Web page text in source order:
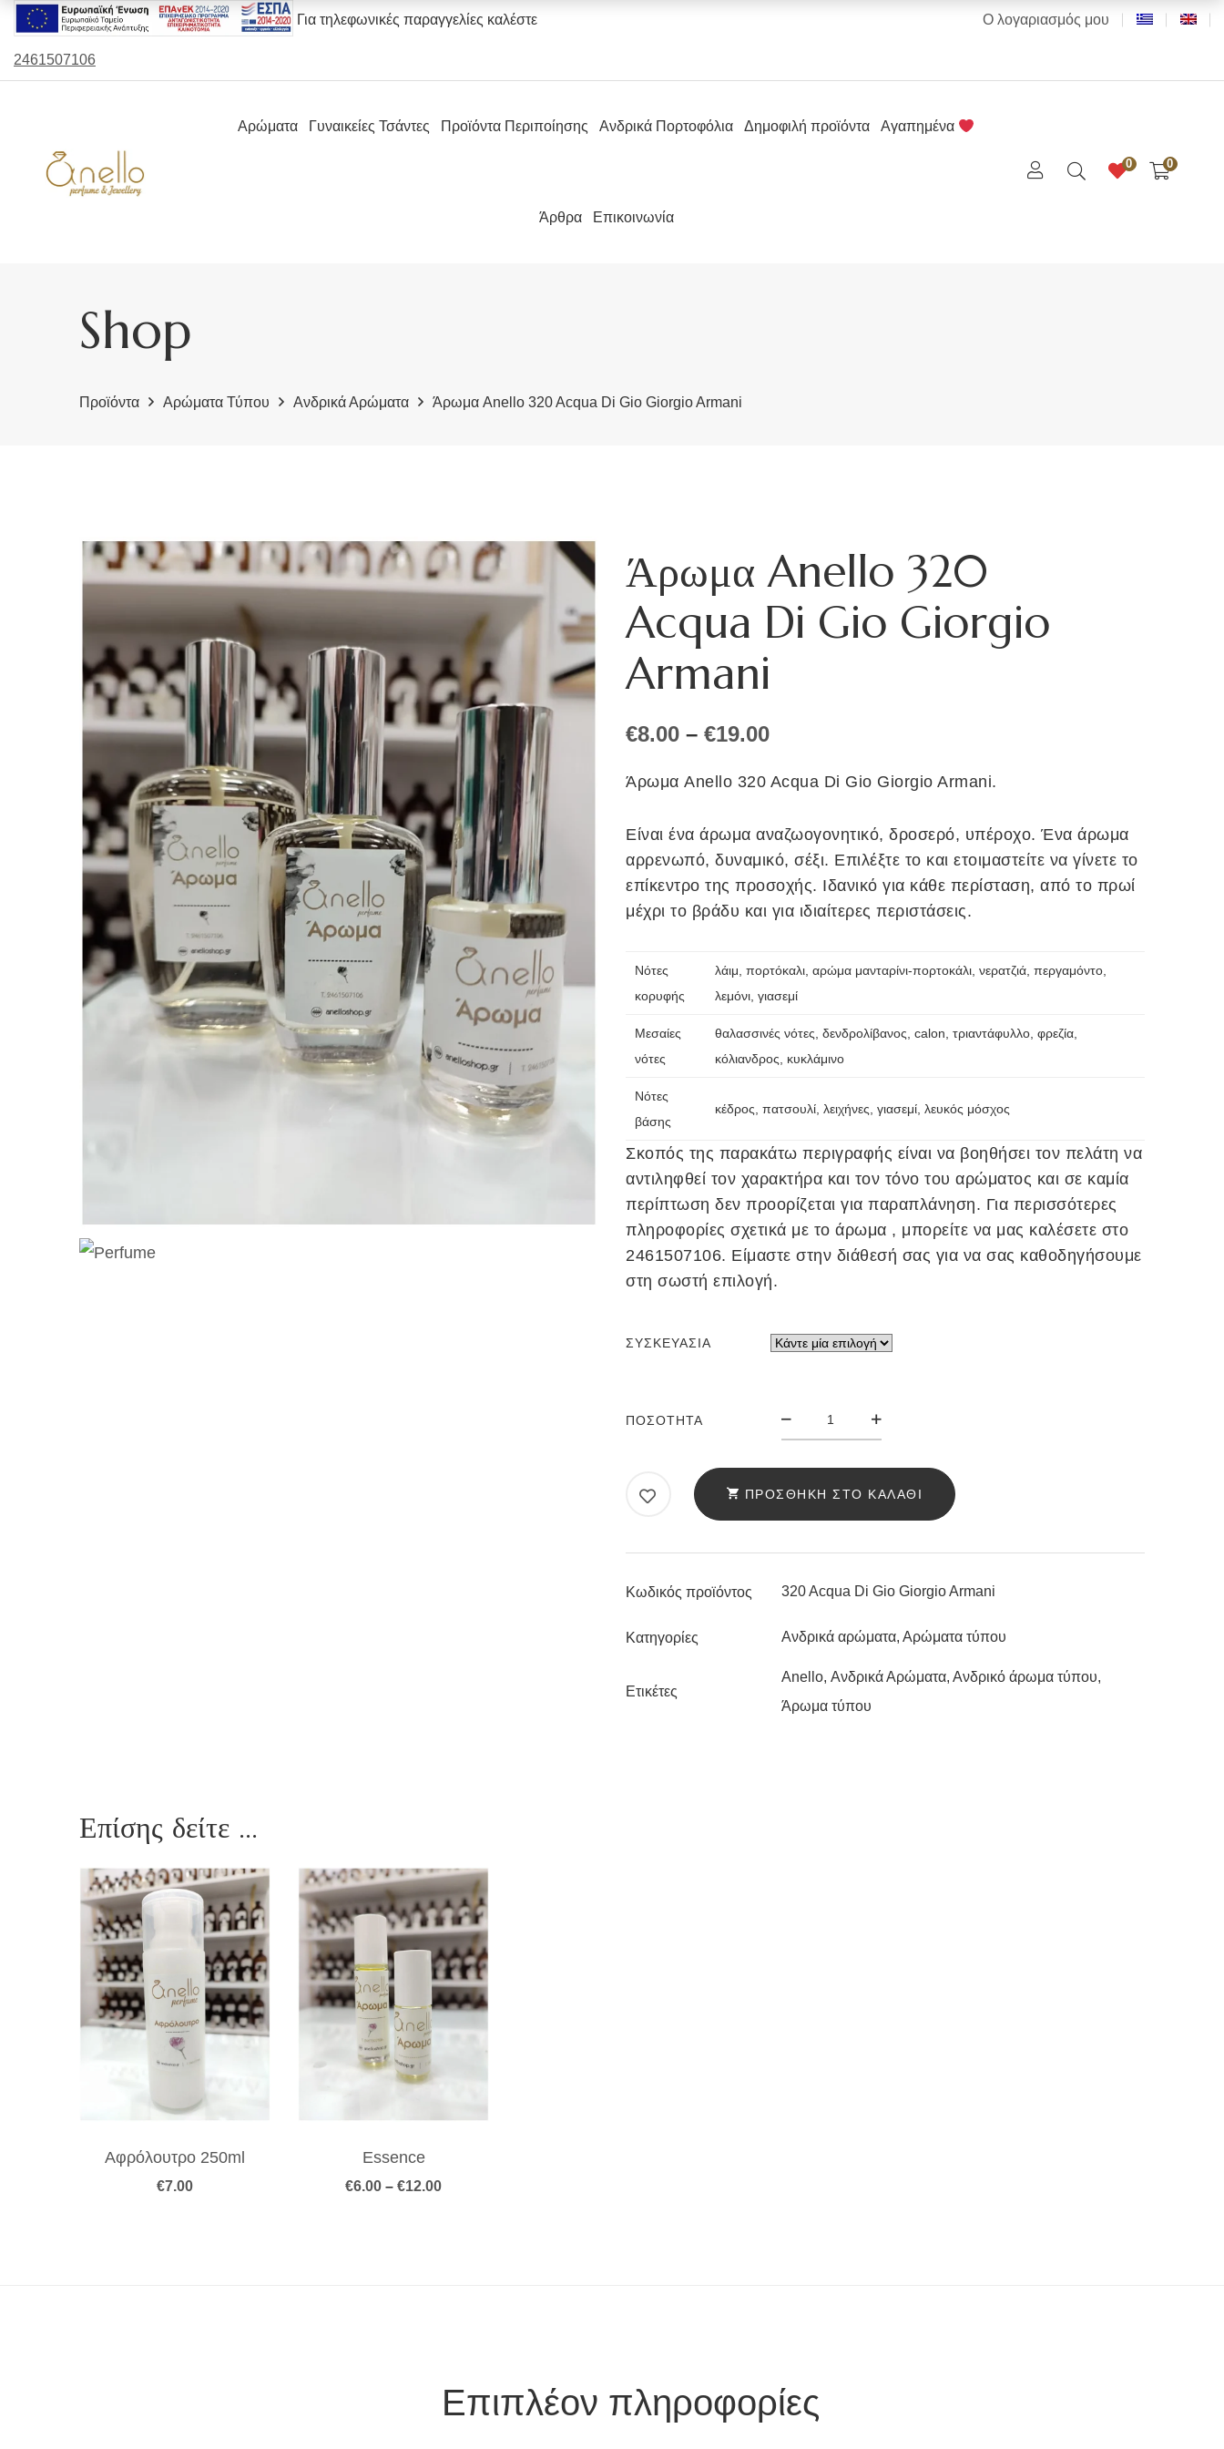
Για τηλεφωνικές παραγγελίες καλέστε
2461507106
Ο λογαριασμός μου
Αρώματα Γυναικείες Τσάντες Προϊόντα Περιποίησης Ανδρικά Πορτοφόλια Δημοφιλή προϊόντα Αγαπημένα
Άρθρα Επικοινωνία
0 0
Shop
Προϊόντα Αρώματα Τύπου Ανδρικά Αρώματα Άρωμα Anello 320 Acqua Di Gio Giorgio Armani
Άρωμα Anello 320
Acqua Di Gio Giorgio
Armani
€8.00 – €19.00Price
€8.00
€19.00
Άρωμα Anello 320 Acqua Di Gio Giorgio Armani.
Είναι ένα άρωμα αναζωογονητικό, δροσερό, υπέροχο. Ένα άρωμα
αρρενωπό, δυναμικό, σέξι. Επιλέξτε το και ετοιμαστείτε να γίνετε το
επίκεντρο της προσοχής. Ιδανικό για κάθε περίσταση, από το πρωί
μέχρι το βράδυ και για ιδιαίτερες περιστάσεις.
Νότες
κορυφής
λάιμ, πορτόκαλι, αρώμα μανταρίνι-πορτοκάλι, νερατζιά, περγαμόντο,
λεμόνι, γιασεμί
Μεσαίες
νότες
θαλασσινές νότες, δενδρολίβανος, calon, τριαντάφυλλο, φρεζία,
κόλιανδρος, κυκλάμινο
Νότες
βάσης
κέδρος, πατσουλί, λειχήνες, γιασεμί, λευκός μόσχος
Σκοπός της παρακάτω περιγραφής είναι να βοηθήσει τον πελάτη να
αντιληφθεί τον χαρακτήρα και τον τόνο του αρώματος και σε καμία
περίπτωση δεν προορίζεται για παραπλάνηση. Για περισσότερες
πληροφορίες σχετικά με το άρωμα , μπορείτε να μας καλέσετε στο
2461507106. Είμαστε στην διάθεσή σας για να σας καθοδηγήσουμε
στη σωστή επιλογή.
ΣΥΣΚΕΥΑΣΊΑ
ΠΟΣΌΤΗΤΑ
ΆΡΩΜΑ
ANELLO
GIORGIO
ΠΟΣΌΤΗΤΑ
ΠΡΟΣΘΉΚΗ ΣΤΟ ΚΑΛΆΘΙ
Κωδικός προϊόντος 320 Acqua Di Gio Giorgio Armani
Κατηγορίες Ανδρικά αρώματα, Αρώματα τύπου
Ετικέτες
Anello, Ανδρικά Αρώματα, Ανδρικό άρωμα τύπου,
Άρωμα τύπου
Επίσης δείτε ...
Αφρόλουτρο 250ml
€7.00
Essence
€6.00 – €12.00Price
Επιπλέον πληροφορίες